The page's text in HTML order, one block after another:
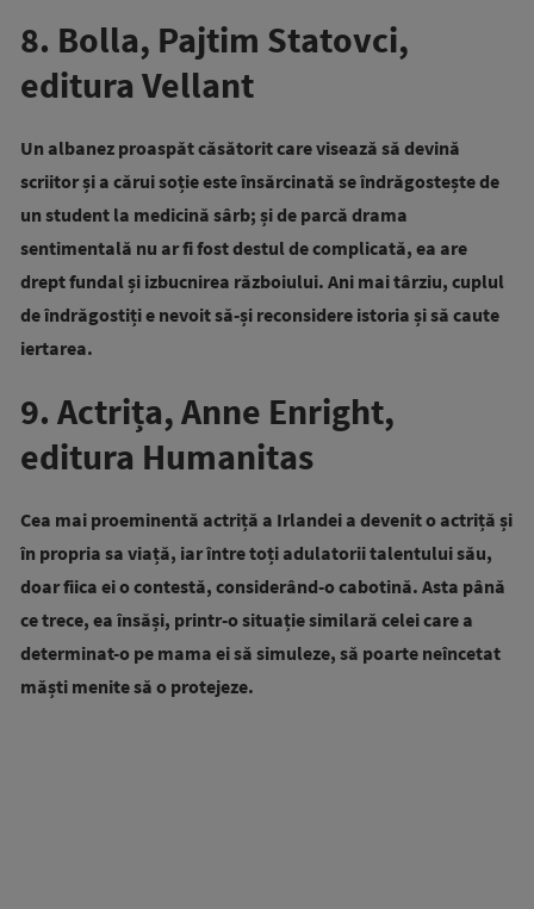
8. Bolla, Pajtim Statovci,
editura Vellant
Un albanez proaspăt căsătorit care visează să devină
scriitor și a cărui soție este însărcinată se îndrăgostește de
un student la medicină sârb; și de parcă drama
sentimentală nu ar fi fost destul de complicată, ea are
drept fundal și izbucnirea războiului. Ani mai târziu, cuplul
de îndrăgostiți e nevoit să-și reconsidere istoria și să caute
iertarea.
9. Actrița, Anne Enright,
editura Humanitas
Cea mai proeminentă actriță a Irlandei a devenit o actriță și
în propria sa viață, iar între toți adulatorii talentului său,
doar fiica ei o contestă, considerând-o cabotină. Asta până
ce trece, ea însăși, printr-o situație similară celei care a
determinat-o pe mama ei să simuleze, să poarte neîncetat
măști menite să o protejeze.